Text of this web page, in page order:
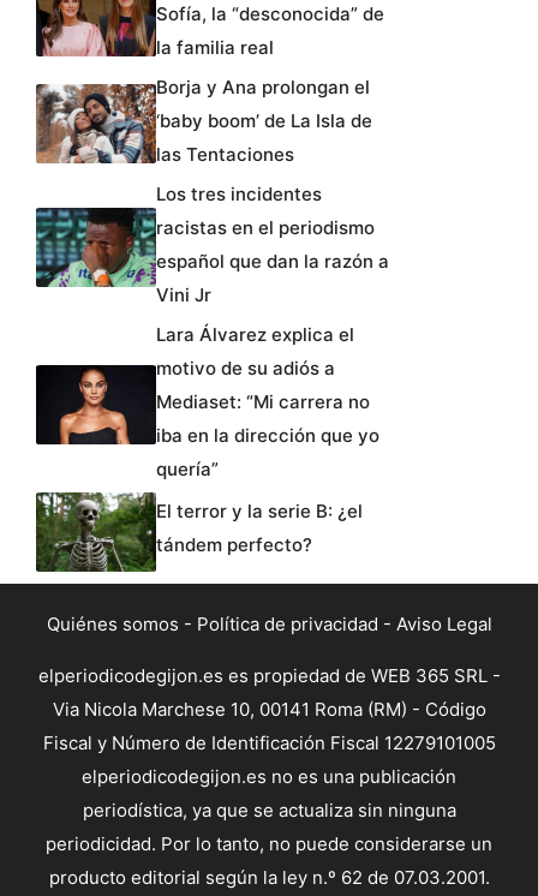
Sofía, la “desconocida” de
la familia real
Borja y Ana prolongan el
‘baby boom’ de La Isla de
las Tentaciones
Los tres incidentes
racistas en el periodismo
español que dan la razón a
Vini Jr
Lara Álvarez explica el
motivo de su adiós a
Mediaset: “Mi carrera no
iba en la dirección que yo
quería”
El terror y la serie B: ¿el
tándem perfecto?
Quiénes somos - Política de privacidad - Aviso Legal
elperiodicodegijon.es es propiedad de WEB 365 SRL -
Via Nicola Marchese 10, 00141 Roma (RM) - Código
Fiscal y Número de Identificación Fiscal 12279101005
elperiodicodegijon.es no es una publicación
periodística, ya que se actualiza sin ninguna
periodicidad. Por lo tanto, no puede considerarse un
producto editorial según la ley n.º 62 de 07.03.2001.